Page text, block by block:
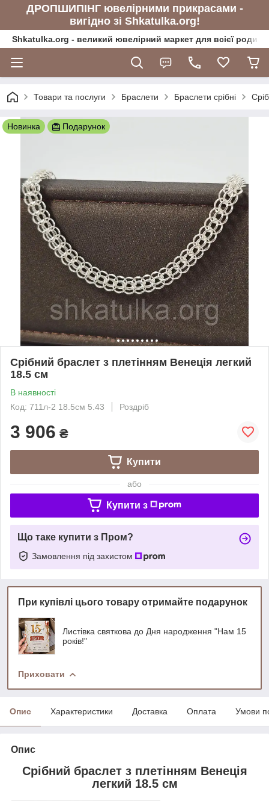
ДРОПШИПІНГ ювелірними прикрасами -
вигідно зі Shkatulka.org!
Shkatulka.org - великий ювелірний маркет для всієї
Товари та послуги Браслети Браслети срібні
Новинка Подарунок
Срібний браслет з плетінням Венеція легкий
18.5 см
В наявності
Код: 711л-2 18.5см 5.43
Роздріб
3 906 ₴
Купити
або
Купити з
Що таке купити з Пром?
Замовлення під захистом
При купівлі цього товару отримайте подарунок
Листівка святкова до Дня народження "Нам 15
років!"
Приховати
Опис Характеристики Доставка Оплата Умови
Опис
Срібний браслет з плетінням Венеція
легкий 18.5 см